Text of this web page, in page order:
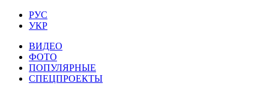
РУС
УКР
ВИДЕО
ФОТО
ПОПУЛЯРНЫЕ
СПЕЦПРОЕКТЫ